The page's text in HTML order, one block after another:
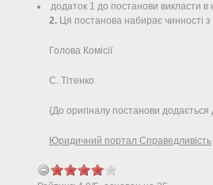
додаток 1 до постанови викласти в
2. Ця постанова набирає чинності
Голова Комісії
С. Тітенко
{До оригіналу постанови додається
Юридичний портал Справедливість